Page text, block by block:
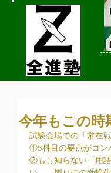
今年もこの時
試験会場での「常在
①5科目の要点がコン
②もし知らない「用